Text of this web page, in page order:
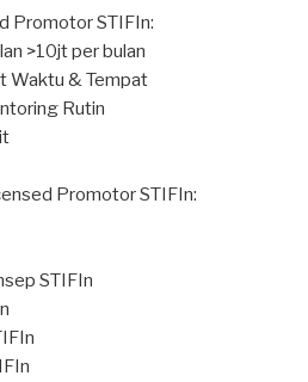
Promotor STIFIn:
>10jt per bulan
Waktu & Tempat
Rutin
Promotor STIFIn:
STIFIn